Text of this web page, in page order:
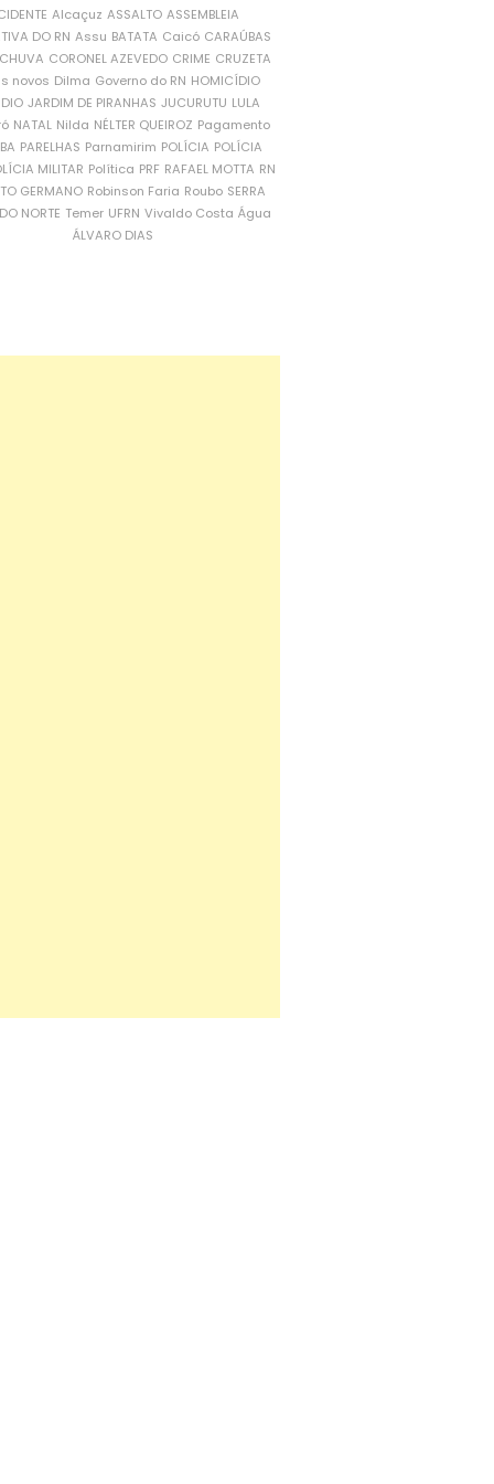
Alcaçuz ASSALTO ASSEMBLEIA
DO RN Assu BATATA Caicó CARAÚBAS
CORONEL AZEVEDO CRIME CRUZETA
novos Dilma Governo do RN HOMICÍDIO
JARDIM DE PIRANHAS JUCURUTU LULA
NATAL Nilda NÉLTER QUEIROZ Pagamento
PARELHAS Parnamirim POLÍCIA POLÍCIA
MILITAR Política PRF RAFAEL MOTTA RN
GERMANO Robinson Faria Roubo SERRA
NORTE Temer UFRN Vivaldo Costa Água
ÁLVARO DIAS